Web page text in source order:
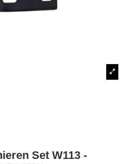
Set W113 -